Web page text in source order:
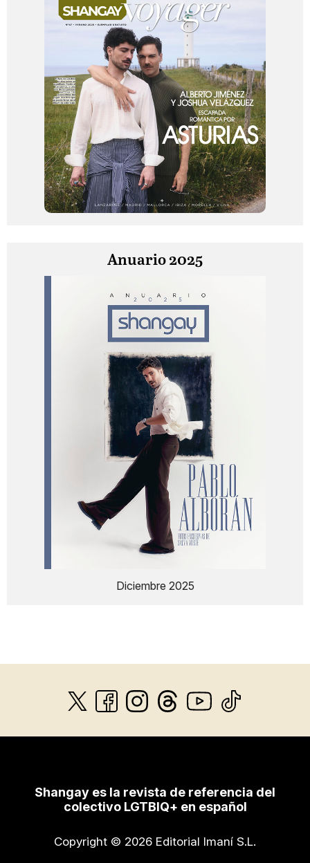
Anuario 2025
Diciembre 2025
Shangay es la revista de referencia del
colectivo LGTBIQ+ en español
Copyright © 2026 Editorial Imaní S.L.